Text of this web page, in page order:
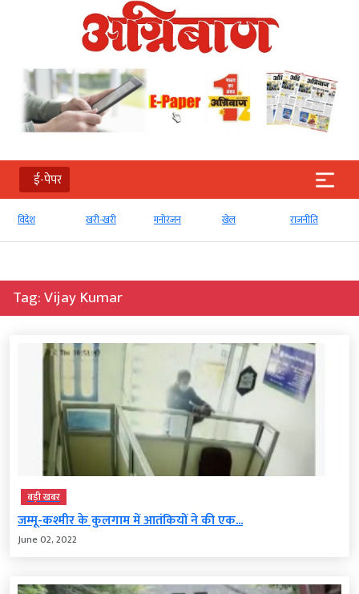
ई-पेपर
विदेश खरी-खरी मनोरंजन खेल राजनीति
Tag:Vijay Kumar
बड़ी खबर
जम्मू-कश्मीर के कुलगाम में आतंकियों ने की एक...
June 02, 2022